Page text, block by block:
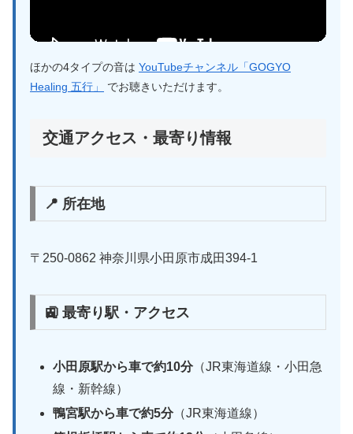
ほかの4タイプの音は YouTubeチャンネル「GOGYO
Healing 五行」
でお聴きいただけます。
交通アクセス・最寄り情報
📍 所在地
〒250-0862 神奈川県小田原市成田394-1
🚉 最寄り駅・アクセス
小田原駅から車で約10分（JR東海道線・小田急
線・新幹線）
鴨宮駅から車で約5分（JR東海道線）